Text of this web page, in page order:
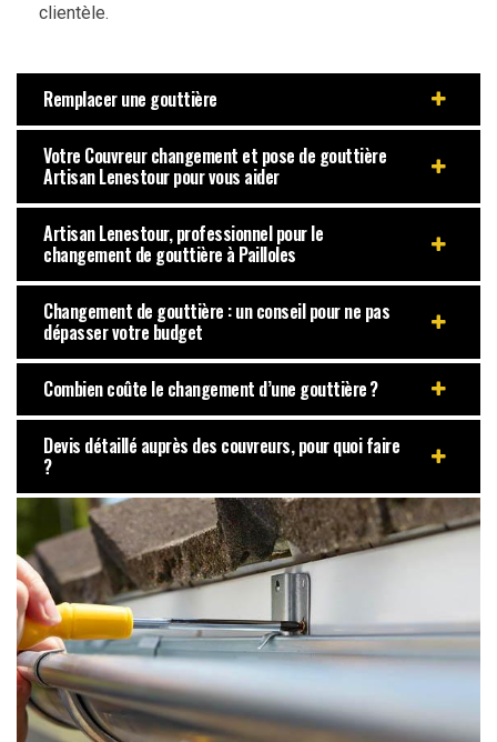
clientèle.
Remplacer une gouttière
Votre Couvreur changement et pose de gouttière
Artisan Lenestour pour vous aider
Artisan Lenestour, professionnel pour le
changement de gouttière à Pailloles
Changement de gouttière : un conseil pour ne pas
dépasser votre budget
Combien coûte le changement d’une gouttière ?
Devis détaillé auprès des couvreurs, pour quoi faire
?